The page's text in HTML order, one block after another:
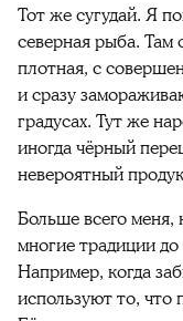
Тот же сугудай. Я
северная рыба. Там
плотная, с
и сразу
градусах. Тут же
иногда чёрный
невероятный
Больше всего меня,
многие традиции
Например, когда
используют то, что